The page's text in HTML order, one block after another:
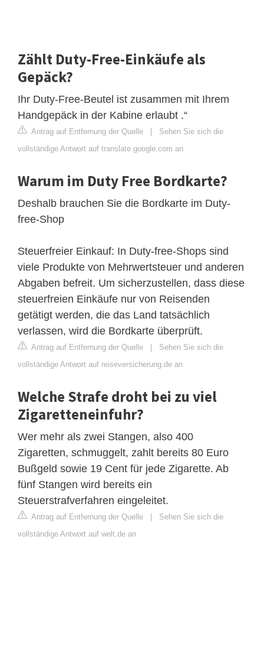
Zählt Duty-Free-Einkäufe als
Gepäck?
Ihr Duty-Free-Beutel ist zusammen mit Ihrem
Handgepäck in der Kabine erlaubt .“
Antrag auf Entfernung der Quelle | Sehen Sie sich die
vollständige Antwort auf translate.google.com an
Warum im Duty Free Bordkarte?
Deshalb brauchen Sie die Bordkarte im Duty-
free-Shop
Steuerfreier Einkauf: In Duty-free-Shops sind
viele Produkte von Mehrwertsteuer und anderen
Abgaben befreit. Um sicherzustellen, dass diese
steuerfreien Einkäufe nur von Reisenden
getätigt werden, die das Land tatsächlich
verlassen, wird die Bordkarte überprüft.
Antrag auf Entfernung der Quelle | Sehen Sie sich die
vollständige Antwort auf reiseversicherung.de an
Welche Strafe droht bei zu viel
Zigaretteneinfuhr?
Wer mehr als zwei Stangen, also 400
Zigaretten, schmuggelt, zahlt bereits 80 Euro
Bußgeld sowie 19 Cent für jede Zigarette. Ab
fünf Stangen wird bereits ein
Steuerstrafverfahren eingeleitet.
Antrag auf Entfernung der Quelle | Sehen Sie sich die
vollständige Antwort auf welt.de an